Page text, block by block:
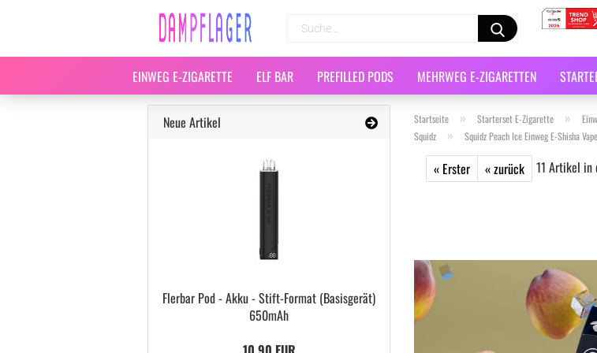
EINWEG E-ZIGARETTE ELF BAR PREFILLED PODS MEHRWEG E-ZIGARETTEN
Startseite » Starterset E-Zigarette »
Squidz » Squidz Peach Ice Einweg E-Shisha
« Erster « zurück 11 Artikel in
Neue Artikel
Flerbar Pod - Akku - Stift-Format (Basisgerät)
650mAh